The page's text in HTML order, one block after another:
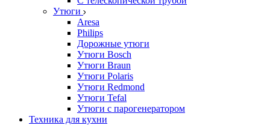
Утюги
Aresa
Philips
Дорожные утюги
Утюги Bosch
Утюги Braun
Утюги Polaris
Утюги Redmond
Утюги Tefal
Утюги с парогенератором
Техника для кухни